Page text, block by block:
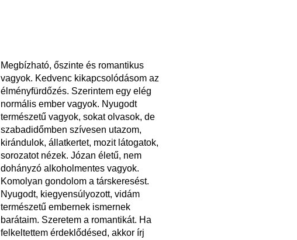
Megbízható, őszinte és romantikus
vagyok. Kedvenc kikapcsolódásom az
élményfürdőzés. Szerintem egy elég
normális ember vagyok. Nyugodt
természetű vagyok, sokat olvasok, de
szabadidőmben szívesen utazom,
kirándulok, állatkertet, mozit látogatok,
sorozatot nézek. Józan életű, nem
dohányzó alkoholmentes vagyok.
Komolyan gondolom a társkeresést.
Nyugodt, kiegyensúlyozott, vidám
természetű embernek ismernek
barátaim. Szeretem a romantikát. Ha
felkeltettem érdeklődésed, akkor írj